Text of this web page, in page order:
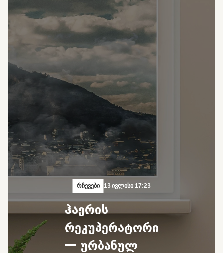
რჩევები 13 ივლისი 17:23
ჰაერის
რეკუპერატორი
— ურბანულ